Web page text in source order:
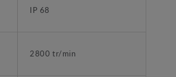
IP 68
2800 tr/min